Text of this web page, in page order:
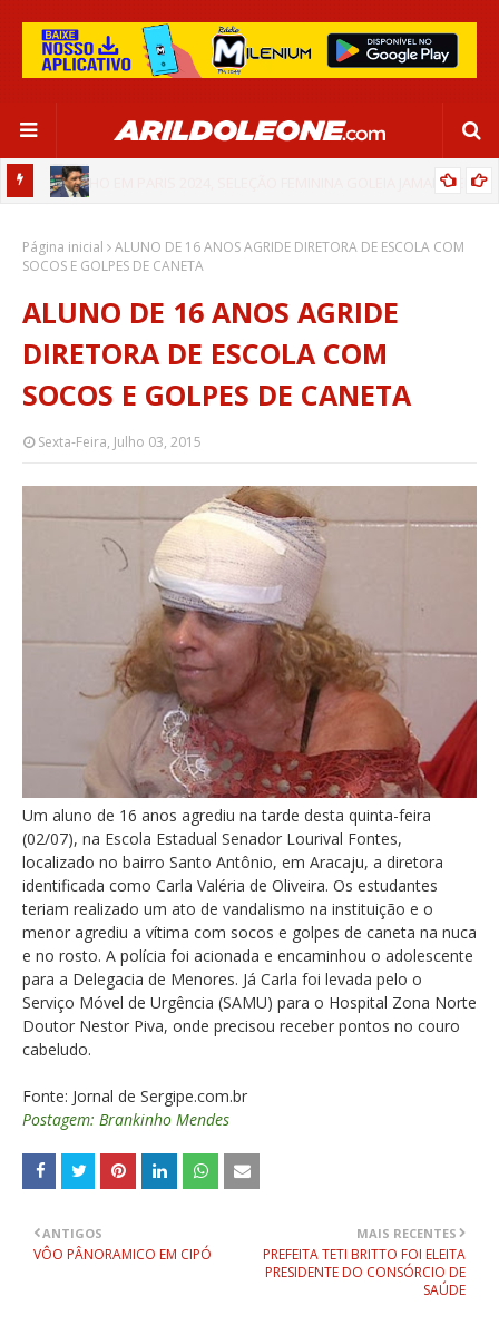
“SATISFAÇÃO MUITO GRANDE”
Página inicial
ALUNO DE 16 ANOS AGRIDE DIRETORA DE ESCOLA COM
SOCOS E GOLPES DE CANETA
ALUNO DE 16 ANOS AGRIDE
DIRETORA DE ESCOLA COM
SOCOS E GOLPES DE CANETA
Sexta-Feira, Julho 03, 2015
Um aluno de 16 anos agrediu na tarde desta quinta-feira
(02/07), na Escola Estadual Senador Lourival Fontes,
localizado no bairro Santo Antônio, em Aracaju, a diretora
identificada como Carla Valéria de Oliveira. Os estudantes
teriam realizado um ato de vandalismo na instituição e o
menor agrediu a vítima com socos e golpes de caneta na nuca
e no rosto. A polícia foi acionada e encaminhou o adolescente
para a Delegacia de Menores. Já Carla foi levada pelo o
Serviço Móvel de Urgência (SAMU) para o Hospital Zona Norte
Doutor Nestor Piva, onde precisou receber pontos no couro
cabeludo.
Fonte: Jornal de Sergipe.com.br
Postagem: Brankinho Mendes
MAIS RECENTES
PREFEITA TETI BRITTO FOI ELEITA
PRESIDENTE DO CONSÓRCIO DE
SAÚDE
ANTIGOS
VÔO PÂNORAMICO EM CIPÓ